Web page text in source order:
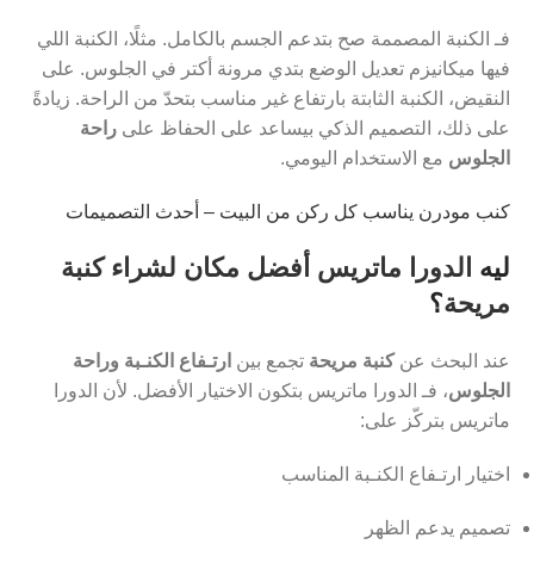
فـ الكنبة المصممة صح بتدعم الجسم بالكامل. مثلًا، الكنبة اللي
فيها ميكانيزم تعديل الوضع بتدي مرونة أكتر في الجلوس. على
النقيض، الكنبة الثابتة بارتفاع غير مناسب بتحدّ من الراحة. زيادةً
على ذلك، التصميم الذكي بيساعد على الحفاظ على راحة
الجلوس مع الاستخدام اليومي.
كنب مودرن يناسب كل ركن من البيت – أحدث التصميمات
ليه الدورا ماتريس أفضل مكان لشراء كنبة
مريحة؟
عند البحث عنكنبة مريحة تجمع بين ارتـفاع الكنـبة وراحة
الجلوس، فـ الدورا ماتريس بتكون الاختيار الأفضل. لأن الدورا
ماتريس بتركّز على:
اختيار ارتـفاع الكنـبة المناسب
تصميم يدعم الظهر